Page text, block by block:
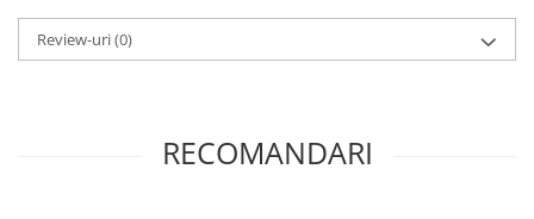
Review-uri(0)
RECOMANDARI